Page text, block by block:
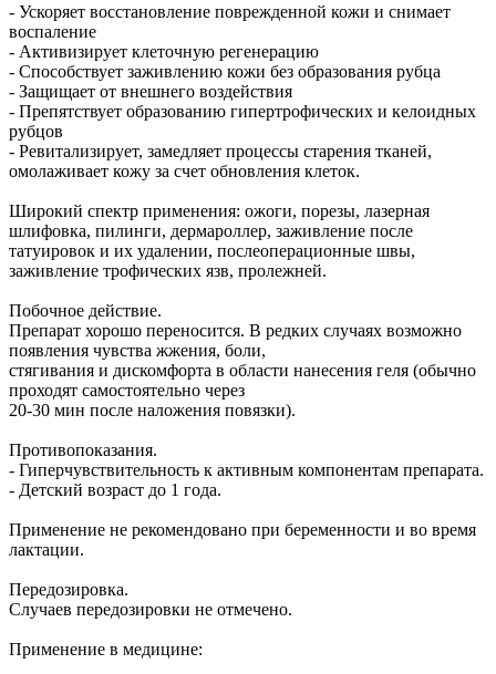
- Ускоряет восстановление поврежденной кожи и снимает
воспаление
- Активизирует клеточную регенерацию
- Способствует заживлению кожи без образования рубца
- Защищает от внешнего воздействия
- Препятствует образованию гипертрофических и келоидных
рубцов
- Ревитализирует, замедляет процессы старения тканей,
омолаживает кожу за счет обновления клеток.
Широкий спектр применения: ожоги, порезы, лазерная
шлифовка, пилинги, дермароллер, заживление после
татуировок и их удалении, послеоперационные швы,
заживление трофических язв, пролежней.
Побочное действие.
Препарат хорошо переносится. В редких случаях возможно
появления чувства жжения, боли,
стягивания и дискомфорта в области нанесения геля (обычно
проходят самостоятельно через
20-30 мин после наложения повязки).
Противопоказания.
- Гиперчувствительность к активным компонентам препарата.
- Детский возраст до 1 года.
Применение не рекомендовано при беременности и во время
лактации.
Передозировка.
Случаев передозировки не отмечено.
Применение в медицине: